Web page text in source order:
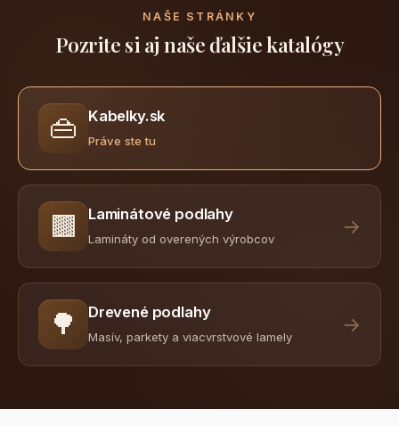
NAŠE STRÁNKY
Pozrite si aj naše ďalšie katalógy
👜 Kabelky.sk
Práve ste tu
🟫 Laminátové podlahy
Lamináty od overených výrobcov
→
🌳 Drevené podlahy
Masív, parkety a viacvrstvové lamely
→